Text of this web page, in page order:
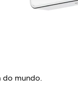
do mundo.